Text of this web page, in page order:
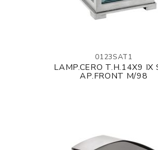
0123SAT1
LAMP.CERO T.H.14X9 IX
AP.FRONT M/98